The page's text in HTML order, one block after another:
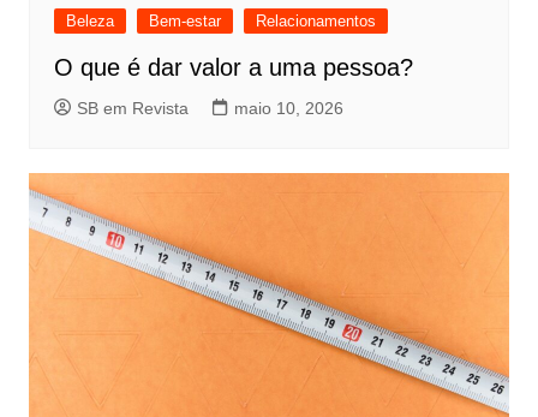
Beleza Bem-estar Relacionamentos
O que é dar valor a uma pessoa?
SB em Revista maio 10, 2026